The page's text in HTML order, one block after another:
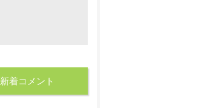
新着コメント